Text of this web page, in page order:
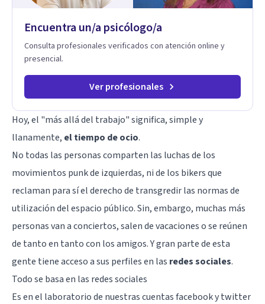
Encuentra un/a psicólogo/a
Consulta profesionales verificados con atención online y
presencial.
Ver profesionales
Hoy, el "más allá del trabajo" significa, simple y
llanamente, el tiempo de ocio.
No todas las personas comparten las luchas de los
movimientos punk de izquierdas, ni de los bikers que
reclaman para sí el derecho de transgredir las normas de
utilización del espacio público. Sin, embargo, muchas más
personas van a conciertos, salen de vacaciones o se reúnen
de tanto en tanto con los amigos. Y gran parte de esta
gente tiene acceso a sus perfiles en las redes sociales.
Todo se basa en las redes sociales
Es en el laboratorio de nuestrascuentas facebooky twitter